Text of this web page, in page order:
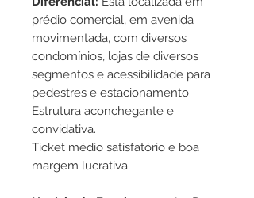
prédio comercial, em avenida
movimentada, com diversos
condomínios, lojas de diversos
segmentos e acessibilidade para
pedestres e estacionamento.
Estrutura aconchegante e
convidativa.
Ticket médio satisfatório e boa
margem lucrativa.